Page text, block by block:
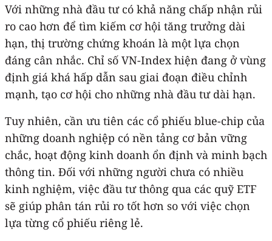
Với những nhà đầu tư có khả năng chấp nhận rủi
ro cao hơn để tìm kiếm cơ hội tăng trưởng dài
hạn, thị trường chứng khoán là một lựa chọn
đáng cân nhắc. Chỉ số VN-Index hiện đang ở vùng
định giá khá hấp dẫn sau giai đoạn điều chỉnh
mạnh, tạo cơ hội cho những nhà đầu tư dài hạn.
Tuy nhiên, cần ưu tiên các cổ phiếu blue-chip của
những doanh nghiệp có nền tảng cơ bản vững
chắc, hoạt động kinh doanh ổn định và minh bạch
thông tin. Đối với những người chưa có nhiều
kinh nghiệm, việc đầu tư thông qua các quỹ ETF
sẽ giúp phân tán rủi ro tốt hơn so với việc chọn
lựa từng cổ phiếu riêng lẻ.